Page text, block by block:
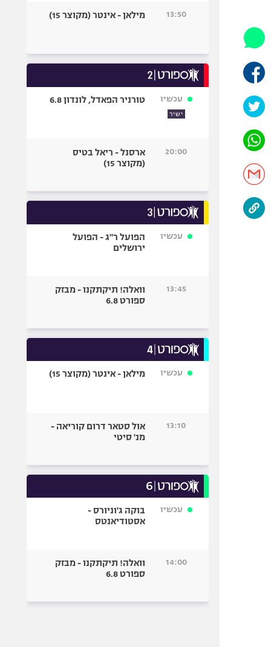
אופניים
כדורמים
פוטבול אמריקאי NFL
גיימינג E-Sports
13:50 מילאן - אינטר (מקוצר 15)
עכשיו
ישיר
טורניר הפאדל, לונדון 6.8
20:00
ארסנל - ריאל בטיס
(מקוצר 15)
עכשיו
הפועל ר"ג - הפועל
ירושלים
13:45
וואלה! תיקתקנו - מבזק
ספורט 6.8
עכשיו מילאן - אינטר (מקוצר 15)
13:10
אול סטאר דרום קוריאה -
מנ' סיטי
עכשיו
בוקה ג'וניורס -
אסטודיאנטס
14:00
וואלה! תיקתקנו - מבזק
ספורט 6.8